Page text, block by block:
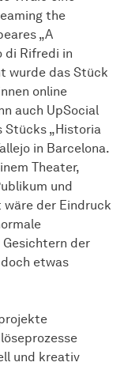
the
„A
di Rifredi in
wurde das Stück
online
auch UpSocial
Stücks „Historia
in Barcelona.
Theater,
und
der Eindruck
der
etwas
und kreativ